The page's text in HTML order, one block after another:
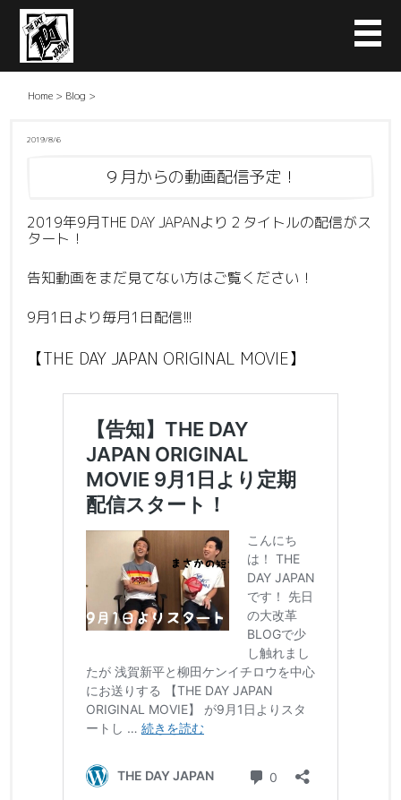
Home > Blog >
2019/8/6
９月からの動画配信予定！
2019年9月THE DAY JAPANより２タイトルの配信がス
タート！
告知動画をまだ見てない方はご覧ください！
9月1日より毎月1日配信!!!
【THE DAY JAPAN ORIGINAL MOVIE】